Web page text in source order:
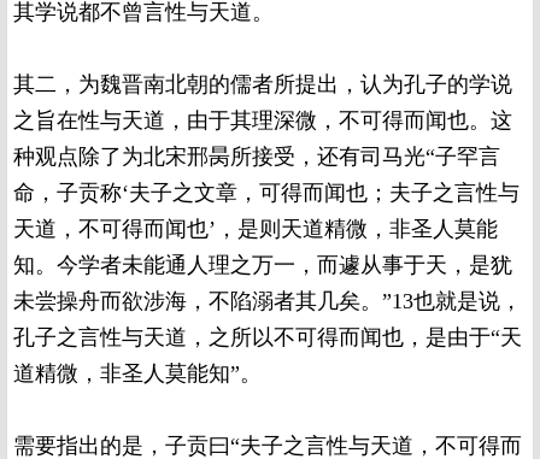
其学说都不曾言性与天道。
其二，为魏晋南北朝的儒者所提出，认为孔子的学说
之旨在性与天道，由于其理深微，不可得而闻也。这
种观点除了为北宋邢昺所接受，还有司马光“子罕言
命，子贡称‘夫子之文章，可得而闻也；夫子之言性与
天道，不可得而闻也’，是则天道精微，非圣人莫能
知。今学者未能通人理之万一，而遽从事于天，是犹
未尝操舟而欲涉海，不陷溺者其几矣。”13也就是说，
孔子之言性与天道，之所以不可得而闻也，是由于“天
道精微，非圣人莫能知”。
需要指出的是，子贡曰“夫子之言性与天道，不可得而